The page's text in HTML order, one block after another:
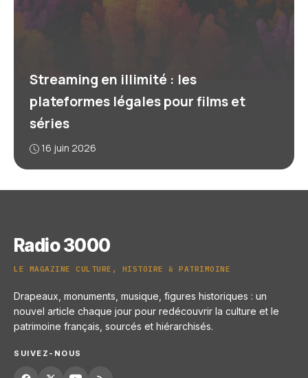
Streaming en illimité : les
plateformes légales pour films et
séries
16 juin 2026
Radio 3000
LE MAGAZINE CULTURE, HISTOIRE & PATRIMOINE
Drapeaux, monuments, musique, figures historiques : un
nouvel article chaque jour pour redécouvrir la culture et le
patrimoine français, sourcés et hiérarchisés.
SUIVEZ-NOUS